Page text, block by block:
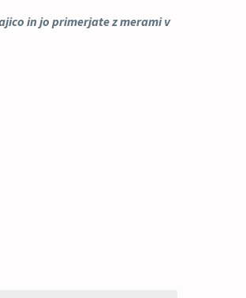
in jo primerjate z merami v